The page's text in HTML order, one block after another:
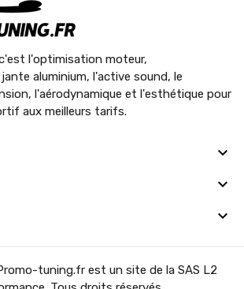
l'optimisation moteur,
aluminium, l'active sound, le
l'aérodynamique et l'esthétique pour
aux meilleurs tarifs.
tuning.fr est un site de la SAS L2